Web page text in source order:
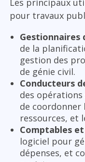
pour travaux
Gestionnaires
de la
gestion des
de génie civil.
Conducteurs
des
de coordonner
ressources, et
Comptables
logiciel pour
dépenses, et